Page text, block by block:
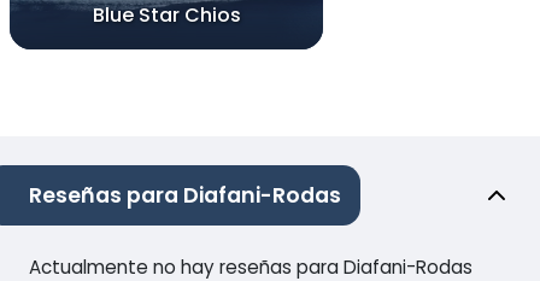
Blue Star Chios
Reseñas para Diafani-Rodas
Actualmente no hay reseñas para Diafani-Rodas